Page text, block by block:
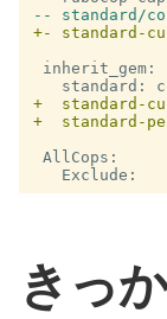
inherit_gem:
+  standard-
AllCops:
きっ